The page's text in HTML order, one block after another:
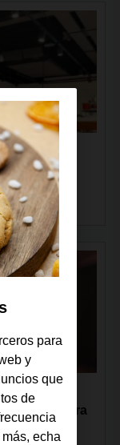
Orange,
la tercera
para
y
que
de
echa